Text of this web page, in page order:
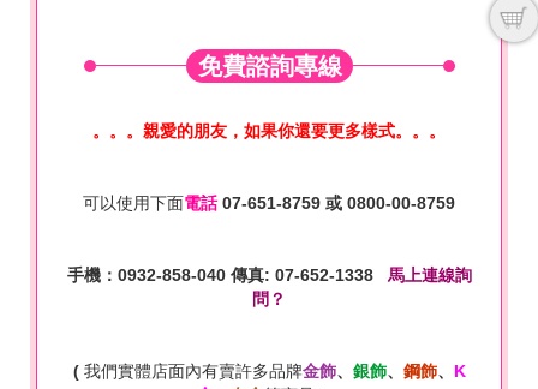
免費諮詢專線
。。。親愛的朋友，如果你還要更多樣式。。。
可以使用下面電話 07-651-8759 或 0800-00-8759
手機：0932-858-040 傳真: 07-652-1338 馬上連線詢
問？
( 我們實體店面內有賣許多品牌金飾、 銀飾、 鋼飾、 K